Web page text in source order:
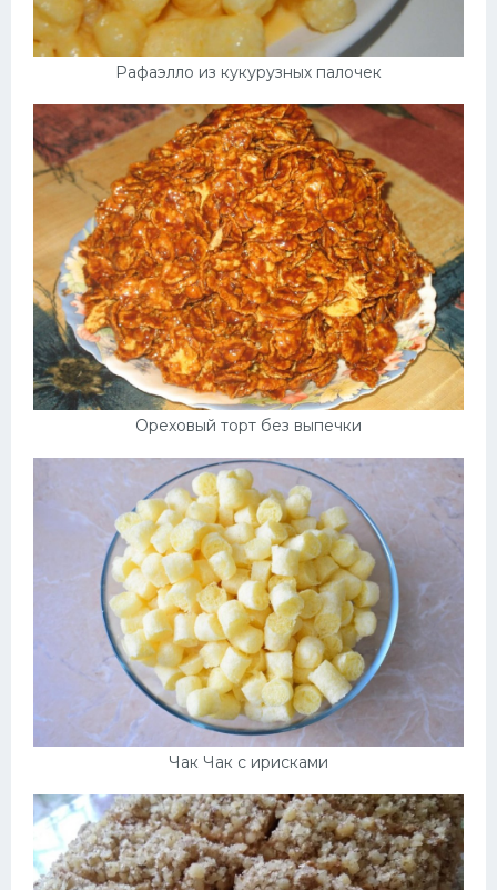
Рафаэлло из кукурузных палочек
Ореховый торт без выпечки
Чак Чак с ирисками